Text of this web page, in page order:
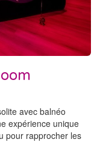
avec balnéo
expérience unique
pour rapprocher les